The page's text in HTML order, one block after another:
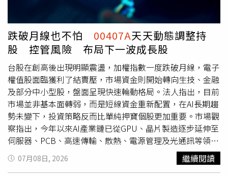
與產業成長，再依自身需求選擇配息或不配息商品。隨著AI
供應鏈持續發展，台股仍具備中長期成長動能，而主動式
ETF市場也逐漸從「比績效」走向「比產品定位」。
00981A、00403A主打收益分配，00407A則聚焦收益再投入
與時間複利，不同設計各自對應不同的投資需求，也讓投資
人在配置上有更多元的選擇。※免責聲明：文中所提之個
股、基金內容僅供參考，並非投資建議，投資人應獨立判
斷，審慎評估風險，自負盈虧。
跌破月線也不怕 00407A天天動態調整持
股 控管風險 布局下一波成長股
台股在創高後出現明顯震盪，加權指數一度跌破月線，電子
權值股面臨獲利了結賣壓，市場資金則開始轉向生技、金融
及部分中小型股，盤面呈現快速輪動格局。法人指出，目前
市場並非基本面轉弱，而是短線資金重新配置，在AI長期趨
勢未變下，投資策略反而比單純押寶個股更加重要。市場觀
察指出，今年以來AI產業鏈已從GPU、晶片製造逐步延伸至
伺服器、PCB、高速傳輸、散熱、電源管理及光通訊等領
域，隨著企業持續增加AI基礎建設投資，台灣供應鏈仍具備
長線成長優勢。在市場波動加劇之際，投資人開始重新思考
07月08日, 2026 繼續閱讀